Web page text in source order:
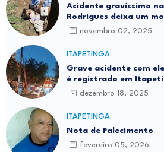
Acidente gravíssimo
Rodrigues deixa um
novembro 02, 2025
ITAPETINGA
Grave acidente com
é registrado em
dezembro 18, 2025
ITAPETINGA
Nota de Falecimento
fevereiro 05, 2026